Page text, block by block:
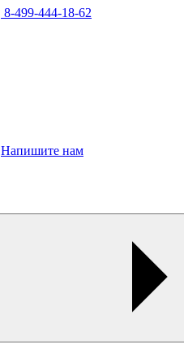
8-499-444-18-62
Напишите нам